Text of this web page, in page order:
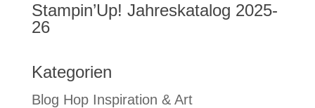
Stampin’Up! Jahreskatalog 2025-
26
Kategorien
Blog Hop Inspiration & Art